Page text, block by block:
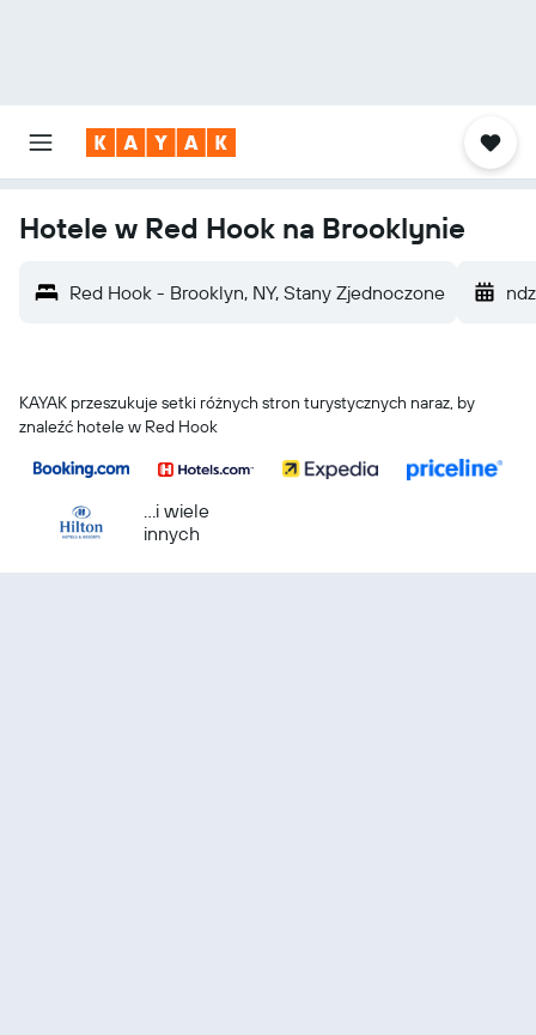
Hotele w Red Hook na Brooklynie
Red Hook - Brooklyn, NY, Stany Zjednoczone
KAYAK przeszukuje setki różnych stron turystycznych naraz, by
znaleźć hotele w Red Hook
...i wiele
innych